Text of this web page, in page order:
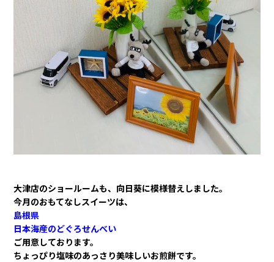
大津店のショールームも、向日葵に模様替えしました。
今月のおもてなしスイーツは、
島根県
日本海産のどぐろせんべい
ご用意しております。
ちょっぴり塩味のあっさり美味しいお煎餅です。